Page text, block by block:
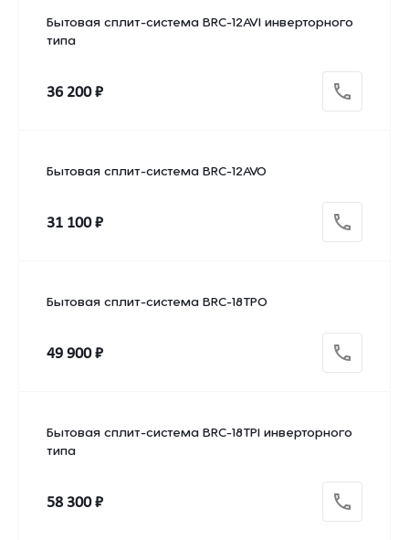
Бытовая сплит-система BRC-12AVI инверторного
типа
36 200 ₽
Бытовая сплит-система BRC-12AVO
31 100 ₽
Бытовая сплит-система BRC-18TPO
49 900 ₽
Бытовая сплит-система BRC-18TPI инверторного
типа
58 300 ₽